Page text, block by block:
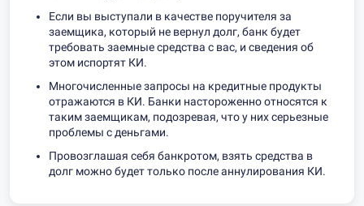
Если вы выступали в качестве поручителя за
заемщика, который не вернул долг, банк будет
требовать заемные средства с вас, и сведения об
этом испортят КИ.
Многочисленные запросы на кредитные продукты
отражаются в КИ. Банки настороженно относятся к
таким заемщикам, подозревая, что у них серьезные
проблемы с деньгами.
Провозглашая себя банкротом, взять средства в
долг можно будет только после аннулирования КИ.